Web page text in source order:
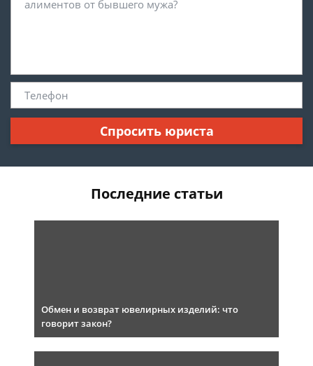
Спросить юриста
Последние статьи
Обмен и возврат ювелирных изделий: что
говорит закон?